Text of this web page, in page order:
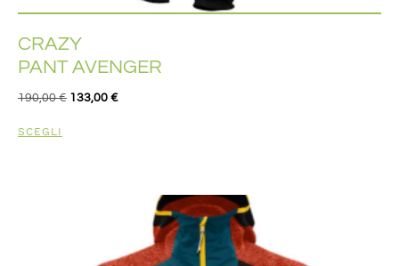
CRAZY
PANT AVENGER
190,00€ 133,00 €
SCEGLI